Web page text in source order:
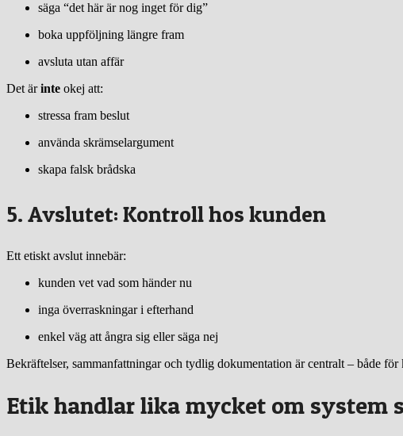
säga “det här är nog inget för dig”
boka uppföljning längre fram
avsluta utan affär
Det ärinte okej att:
stressa fram beslut
använda skrämselargument
skapa falsk brådska
5. Avslutet: Kontroll hos kunden
Ett etiskt avslut innebär:
kunden vet vad som händer nu
inga överraskningar i efterhand
enkel väg att ångra sig eller säga nej
Bekräftelser, sammanfattningar och tydlig dokumentation är centralt – både för
Etik handlar lika mycket om system